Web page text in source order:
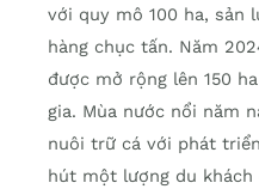
với quy mô 100 ha, sản
hàng chục tấn. Năm
được mở rộng lên 150
gia. Mùa nước nổi năm
nuôi trữ cá với phát
hút một lượng du khách